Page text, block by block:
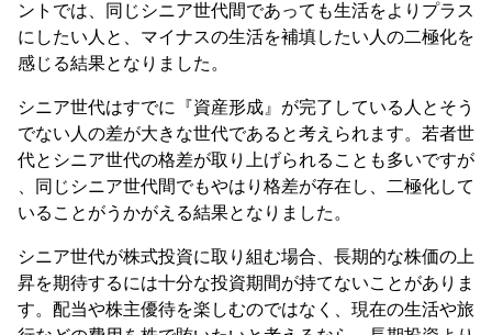
ントでは、同じシニア世代間であっても生活をよりプラス
にしたい人と、マイナスの生活を補填したい人の二極化を
感じる結果となりました。
シニア世代はすでに『資産形成』が完了している人とそう
でない人の差が大きな世代であると考えられます。若者世
代とシニア世代の格差が取り上げられることも多いですが
、同じシニア世代間でもやはり格差が存在し、二極化して
いることがうかがえる結果となりました。
シニア世代が株式投資に取り組む場合、長期的な株価の上
昇を期待するには十分な投資期間が持てないことがありま
す。配当や株主優待を楽しむのではなく、現在の生活や旅